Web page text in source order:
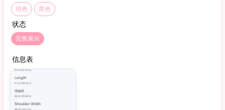
绀色 黑色
状态
完售展示
信息表